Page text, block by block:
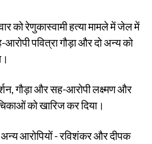
को रेणुकास्वामी हत्या मामले में जेल में
पवित्रा गौड़ा और दो अन्य को
गौड़ा और सह-आरोपी लक्ष्मण और
को खारिज कर दिया।
आरोपियों - रविशंकर और दीपक